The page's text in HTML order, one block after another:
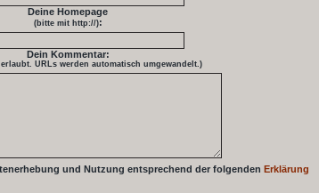
Deine Homepage
(bitte mit http://):
Dein Kommentar:
erlaubt. URLs werden automatisch umgewandelt.)
und Nutzung entsprechend der folgenden Erklärung